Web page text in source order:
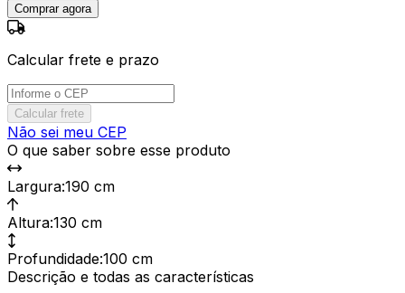
Comprar agora
Calcular frete e prazo
Calcular frete
Não sei meu CEP
O que saber sobre esse produto
Largura:190 cm
Altura:130 cm
Profundidade:100 cm
Descrição e todas as características